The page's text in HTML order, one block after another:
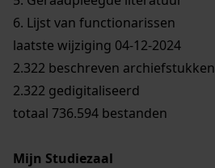
6. Lijst van functionarissen
laatste wijziging 04-12-2024
2.322 beschreven archiefstukken
2.322 gedigitaliseerd
totaal 736.594 bestanden
Mijn Studiezaal